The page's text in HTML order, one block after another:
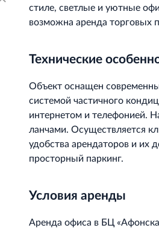
стиле, светлые и уютные
возможна аренда торговых
Технические
Объект оснащен
системой частичного
интернетом и телефонией.
ланчами. Осуществляется
удобства арендаторов и их
просторный паркинг.
Условия аренды
Аренда офиса в БЦ